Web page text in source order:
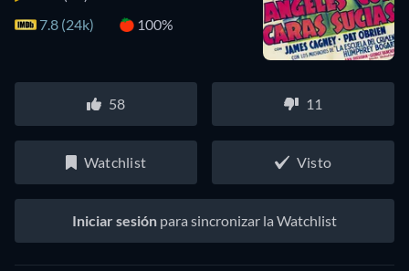
7.8 (24k)
100%
58 11
Watchlist Visto
Iniciar sesión para sincronizar la Watchlist